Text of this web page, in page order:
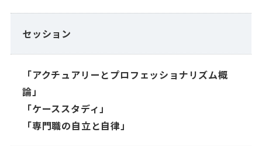
セッション
「アクチュアリーとプロフェッショナリズム概
論」
「ケーススタディ」
「専門職の自立と自律」